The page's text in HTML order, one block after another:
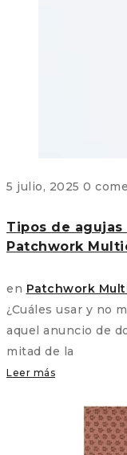
5 julio, 2025 0
Tipos de agujas
Patchwork
en Patchwork
¿Cuáles usar y no
aquel anuncio de
mitad de la
Leer más